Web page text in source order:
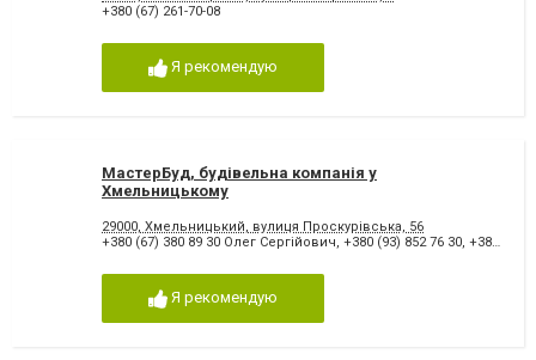
+380 (67) 261-70-08
Я рекомендую
МастерБуд, будівельна компанія у
Хмельницькому
29000, Хмельницький, вулиця Проскурівська, 56
+380 (67) 380 89 30 Олег Сергійович, +380 (93) 852 76 30, +380 (98) 886 20 63 Олексій Володимирович
Я рекомендую